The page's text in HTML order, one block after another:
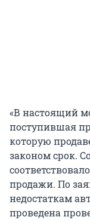
«В настоящий
поступившая
которую
законом срок.
продажи. По
недостаткам
проведена